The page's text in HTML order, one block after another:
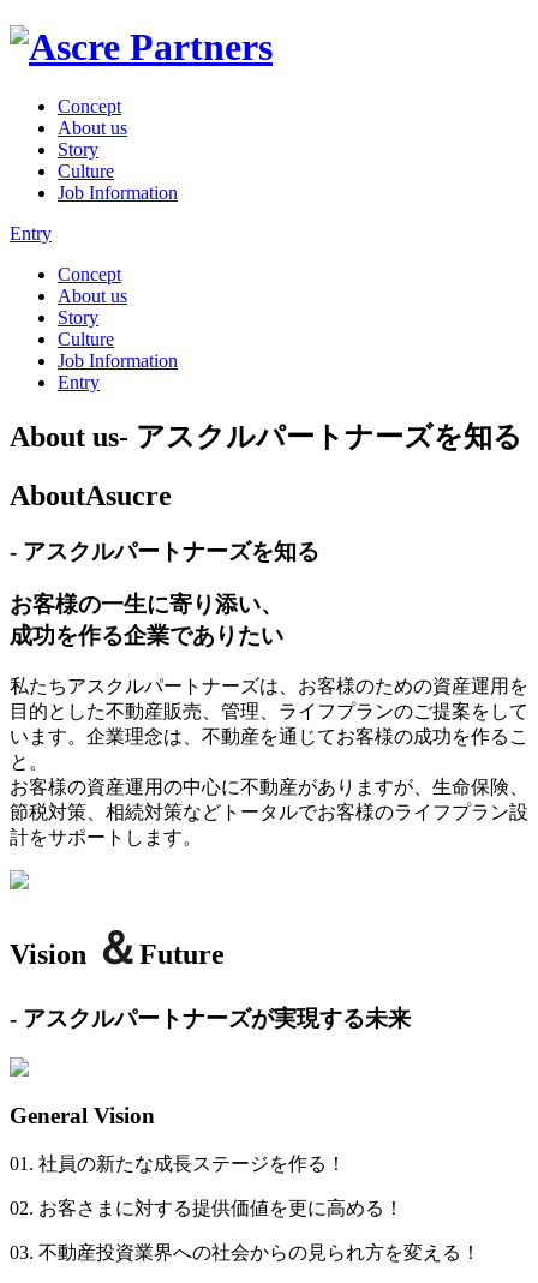
Concept
About us
Story
Culture
Job Information
Entry
Concept
About us
Story
Culture
Job Information
Entry
About us- アスクルパートナーズを知る
AboutAsucre
- アスクルパートナーズを知る
お客様の一生に寄り添い、
成功を作る企業でありたい
私たちアスクルパートナーズは、お客様のための資産運用を
目的とした不動産販売、管理、ライフプランのご提案をして
います。企業理念は、不動産を通じてお客様の成功を作るこ
と。
お客様の資産運用の中心に不動産がありますが、生命保険、
節税対策、相続対策などトータルでお客様のライフプラン設
計をサポートします。
Vision ＆Future
- アスクルパートナーズが実現する未来
General Vision
01. 社員の新たな成長ステージを作る！
02. お客さまに対する提供価値を更に高める！
03. 不動産投資業界への社会からの見られ方を変える！